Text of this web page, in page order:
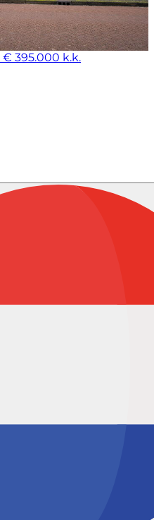
€ 395.000 k.k.